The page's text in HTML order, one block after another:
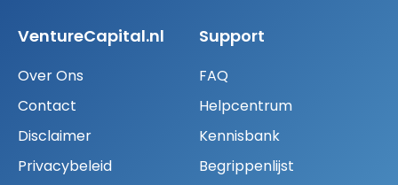
VentureCapital.nl
Over Ons
Contact
Disclaimer
Privacybeleid
Support
FAQ
Helpcentrum
Kennisbank
Begrippenlijst